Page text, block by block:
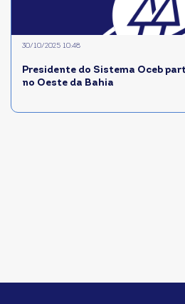
Presidente do Sistema Oceb
no Oeste da Bahia
30/10/2025 10:48